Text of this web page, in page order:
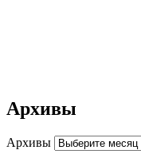
Архивы
Архивы